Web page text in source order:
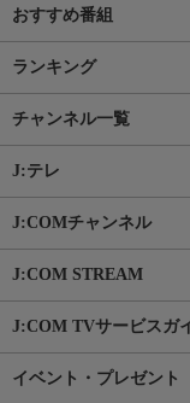
おすすめ番組
ランキング
チャンネル一覧
J:テレ
J:COMチャンネル
J:COM STREAM
J:COM TVサービスガ
イベント・プレゼント